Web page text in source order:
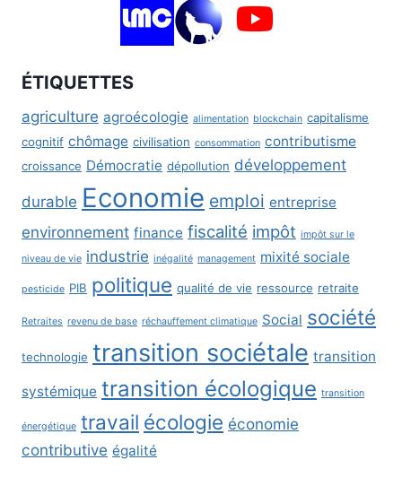
ÉTIQUETTES
agriculture agroécologie alimentation blockchain capitalisme
cognitif chômage civilisation consommation contributisme
croissance Démocratie dépollution développement
durable Economie emploi entreprise
environnement finance fiscalité impôt impôt sur le
niveau de vie industrie inégalité management mixité sociale
pesticide PIB politique qualité de vie ressource retraite
Retraites revenu de base réchauffement climatique Social société
technologie transition sociétale transition
systémique transition écologique transition
énergétique travail écologie économie
contributive égalité